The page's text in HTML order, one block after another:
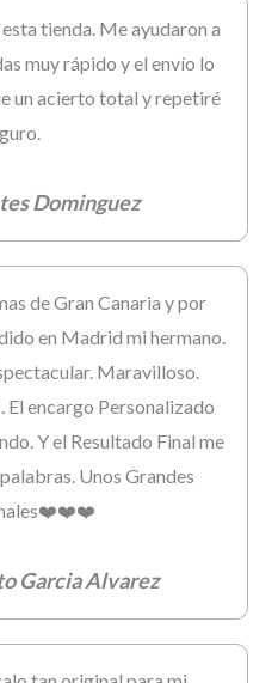
tienda. Me ayudaron a
muy rápido y el envío lo
un acierto total y repetiré
Dominguez
de Gran Canaria y por
en Madrid mi hermano.
Maravilloso.
El encargo Personalizado
Y el Resultado Final me
Unos Grandes
Garcia Alvarez